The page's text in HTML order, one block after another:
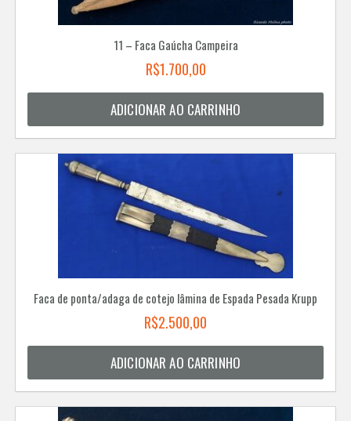
11 – Faca Gaúcha Campeira
R$1.700,00
ADICIONAR AO CARRINHO
Faca de ponta/adaga de cotejo lâmina de Espada Pesada Krupp
R$2.500,00
ADICIONAR AO CARRINHO